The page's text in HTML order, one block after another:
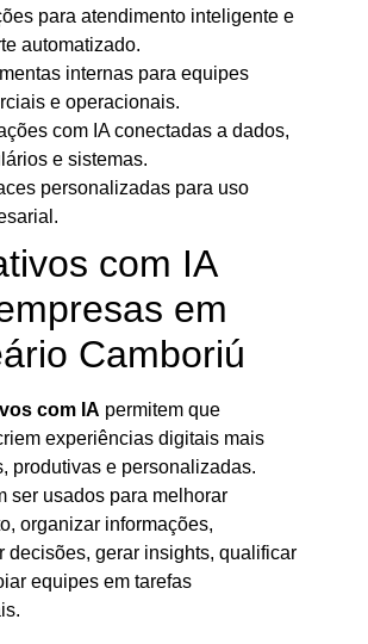
para atendimento inteligente e
automatizado.
internas para equipes
e operacionais.
com IA conectadas a dados,
e sistemas.
personalizadas para uso
com IA
em
Camboriú
com IA permitem que
experiências digitais mais
produtivas e personalizadas.
ser usados para melhorar
organizar informações,
decisões, gerar insights, qualificar
equipes em tarefas